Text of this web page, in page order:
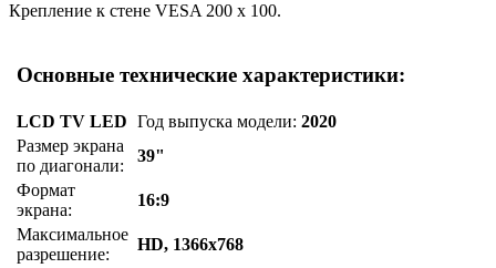
Крепление к стене VESA 200 x 100.
Основные технические характеристики:
LCD TV LED Год выпуска модели:2020
Размер экрана
по диагонали:
39"
Формат
экрана:
16:9
Максимальное
разрешение:
HD, 1366x768